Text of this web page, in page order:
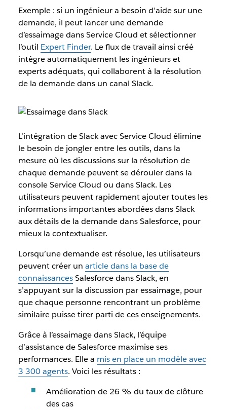
Exemple : si un ingénieur a besoin d’aide sur une
demande, il peut lancer une demande
d’essaimage dans Service Cloud et sélectionner
l’outil Expert Finder. Le flux de travail ainsi créé
intègre automatiquement les ingénieurs et
experts adéquats, qui collaborent à la résolution
de la demande dans un canal Slack.
L’intégration de Slack avec Service Cloud élimine
le besoin de jongler entre les outils, dans la
mesure où les discussions sur la résolution de
chaque demande peuvent se dérouler dans la
console Service Cloud ou dans Slack. Les
utilisateurs peuvent rapidement ajouter toutes les
informations importantes abordées dans Slack
aux détails de la demande dans Salesforce, pour
mieux la contextualiser.
Lorsqu’une demande est résolue, les utilisateurs
peuvent créer un article dans la base de
connaissancesSalesforce dans Slack, en
s’appuyant sur la discussion par essaimage, pour
que chaque personne rencontrant un problème
similaire puisse tirer parti de ces enseignements.
Grâce à l’essaimage dans Slack, l’équipe
d’assistance de Salesforce maximise ses
performances. Elle a mis en place un modèle avec
3 300 agents. Voici les résultats :
Amélioration de 26 % du taux de clôture
des cas